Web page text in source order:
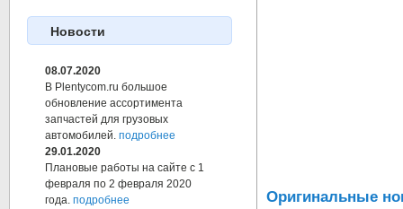
Оригинальные
Новости
08.07.2020
В Plentycom.ru большое
обновление ассортимента
запчастей для грузовых
автомобилей. подробнее
29.01.2020
Плановые работы на сайте с 1
февраля по 2 февраля 2020
года. подробнее